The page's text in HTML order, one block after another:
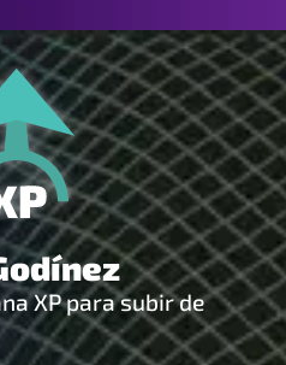
XP para subir de